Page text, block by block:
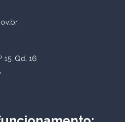
15, Qd. 16